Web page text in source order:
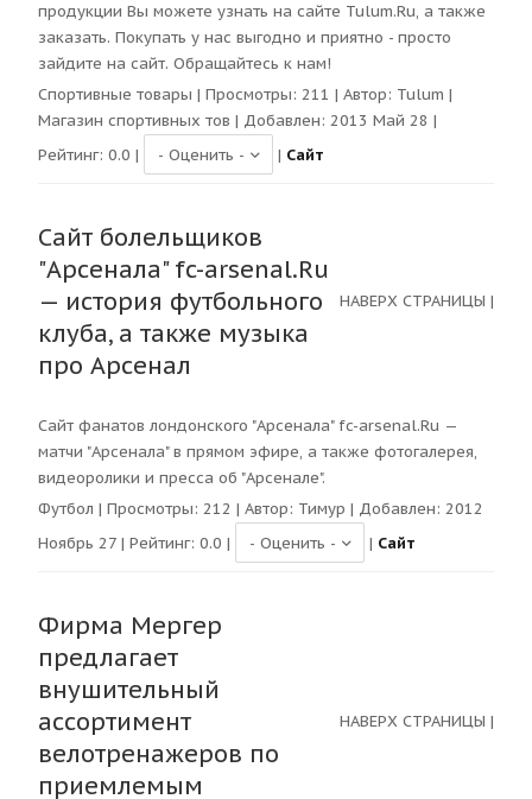
продукции Вы можете узнать на сайте Tulum.Ru, а также
заказать. Покупать у нас выгодно и приятно - просто
зайдите на сайт. Обращайтесь к нам!
Спортивные товары | Просмотры: 211 | Автор: Tulum |
Магазин спортивных тов | Добавлен: 2013 Май 28 |
Рейтинг: 0.0 | | Сайт
Сайт болельщиков
"Арсенала" fc-arsenal.Ru
— история футбольного
клуба, а также музыка
про Арсенал
НАВЕРХ СТРАНИЦЫ |
Сайт фанатов лондонского "Арсенала" fc-arsenal.Ru —
матчи "Арсенала" в прямом эфире, а также фотогалерея,
видеоролики и пресса об "Арсенале".
Футбол | Просмотры: 212 | Автор: Тимур | Добавлен: 2012
Ноябрь 27 | Рейтинг: 0.0 | | Сайт
Фирма Мергер
предлагает
внушительный
ассортимент
велотренажеров по
приемлемым
НАВЕРХ СТРАНИЦЫ |